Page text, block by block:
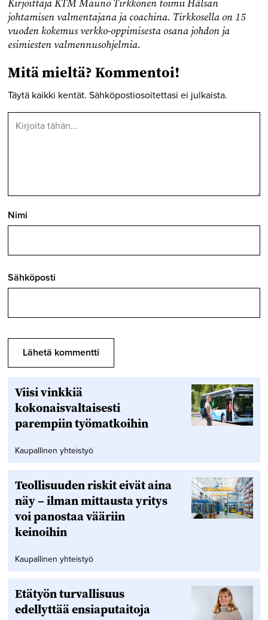
Kirjoittaja KTM Mauno Tirkkonen toimii Hälsan
johtamisen valmentajana ja coachina. Tirkkosella on 15
vuoden kokemus verkko-oppimisesta osana johdon ja
esimiesten valmennusohjelmia.
Mitä mieltä? Kommentoi!
Täytä kaikki kentät. Sähköpostiosoitettasi ei julkaista.
Nimi
Sähköposti
Viisi vinkkiä
kokonaisvaltaisesti
parempiin työmatkoihin
Kaupallinen yhteistyö
Teollisuuden riskit eivät aina
näy – ilman mittausta yritys
voi panostaa vääriin
keinoihin
Kaupallinen yhteistyö
Etätyön turvallisuus
edellyttää ensiaputaitoja